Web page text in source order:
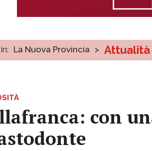
La Nuova Provincia > Attualità
con